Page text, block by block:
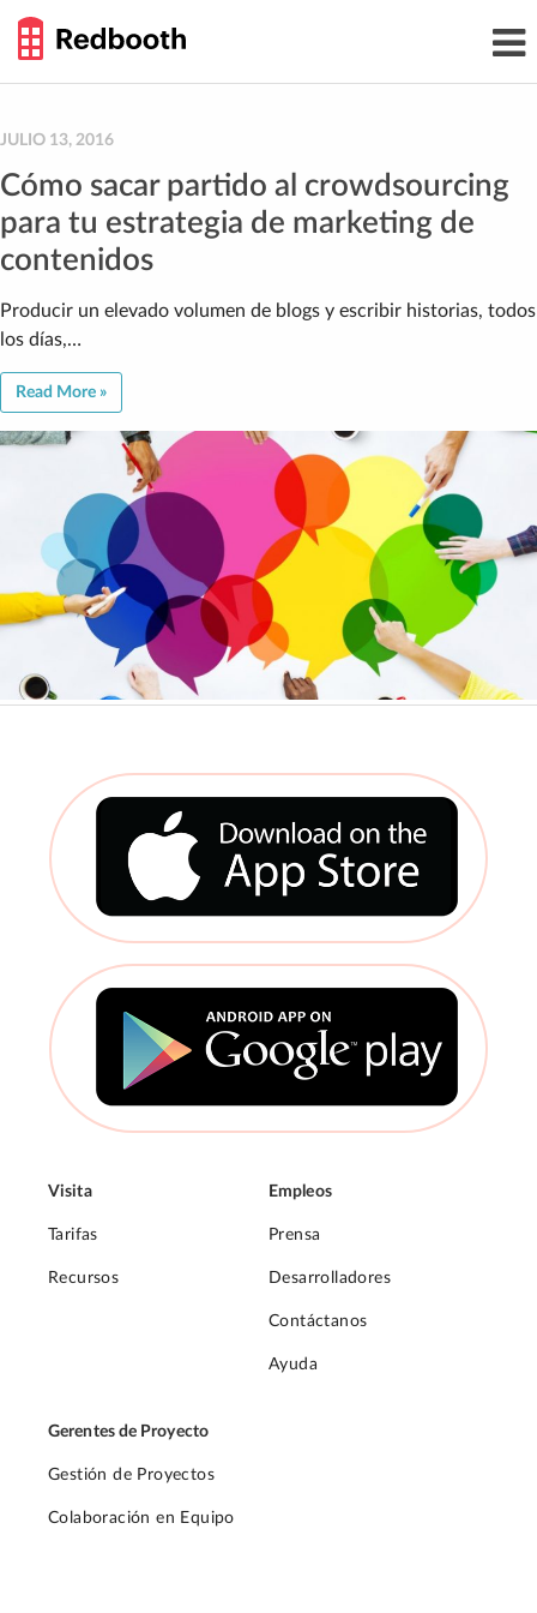
content
GUIDE
JULIO 13, 2016
Cómo sacar partido al crowdsourcing
para tu estrategia de marketing de
contenidos
Producir un elevado volumen de blogs y escribir historias, todos
los días,…
Read More »
Visita
Tarifas
Recursos
Empleos
Prensa
Desarrolladores
Contáctanos
Ayuda
Gerentes de Proyecto
Gestión de Proyectos
Colaboración en Equipo